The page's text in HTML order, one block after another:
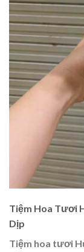
Tiệm Hoa Tươi
Dịp
Tiệm hoa tươi